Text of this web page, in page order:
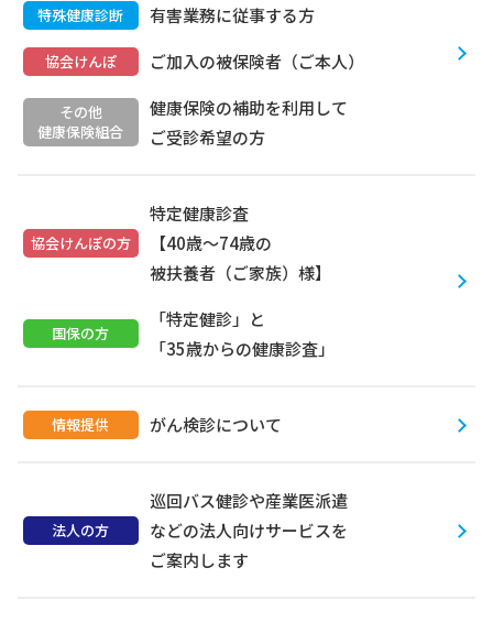
特殊健康診断 有害業務に従事する方
協会けんぽ ご加入の被保険者（ご本人）
その他
健康保険組合
健康保険の補助を利用して
ご受診希望の方
協会けんぽの方
特定健康診査
【40歳～74歳の
被扶養者（ご家族）様】
国保の方
「特定健診」と
「35歳からの健康診査」
情報提供 がん検診について
法人の方
巡回バス健診や産業医派遣
などの法人向けサービスを
ご案内します